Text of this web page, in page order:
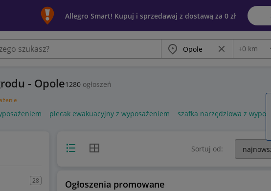
Allegro Smart! Kupuj i sprzedawaj z dostawą za 0 zł
Miasto Wyczyść frazę
Odległość
+0 km
- Opole1280 ogłoszeń
plecak ewakuacyjny z wyposażeniem szafka narzędziowa z
28
Widok listyWidok siatki Sortuj od:
Ogłoszenia promowane